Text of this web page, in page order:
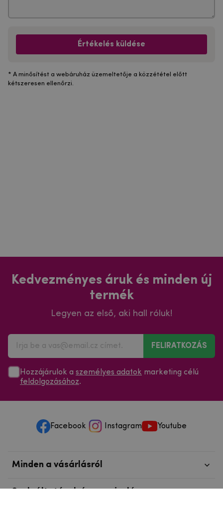
Értékelés küldése
* A minősítést a webáruház üzemeltetője a közzététel előtt
kétszeresen ellenőrzi.
Kedvezményes áruk és minden új
termék
Legyen az első, aki hall róluk!
FELIRATKOZÁS
Hozzájárulok a személyes adatok marketing célú
feldolgozásához.
Facebook Instagram Youtube
Minden a vásárlásról